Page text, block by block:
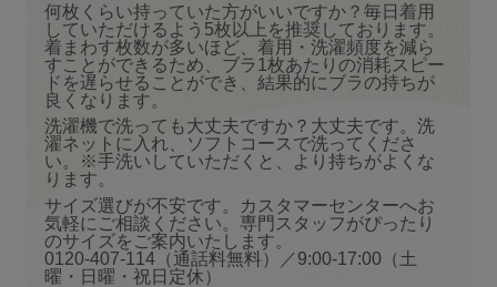
何枚くらい持っていた方がいいですか？毎日着用
していただけるよう5枚以上を推奨しております。
着まわす枚数が多いほど、着用・洗濯頻度を減ら
すことができるため、ブラ1枚あたりの消耗スピー
ドを遅らせることができ、結果的にブラの持ちが
良くなります。
洗濯機で洗っても大丈夫ですか？大丈夫です。洗
濯ネットに入れ、ソフトコースで洗ってくださ
い。※手洗いしていただくと、より持ちがよくな
ります。
サイズ選びが不安です。カスタマーセンターへお
気軽にご相談ください。専門スタッフがぴったり
のサイズをご案内いたします。
0120-407-114（通話料無料）／9:00-17:00（土
曜・日曜・祝日定休）